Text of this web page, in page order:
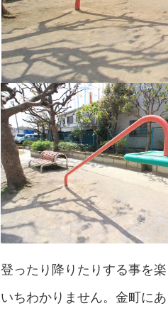
登ったり降りたりする事を
いちわかりません。金町に